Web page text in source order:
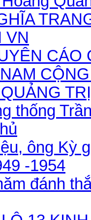
VN
CÁO
TRỊ
thống
ông Kỳ
-1954
đánh